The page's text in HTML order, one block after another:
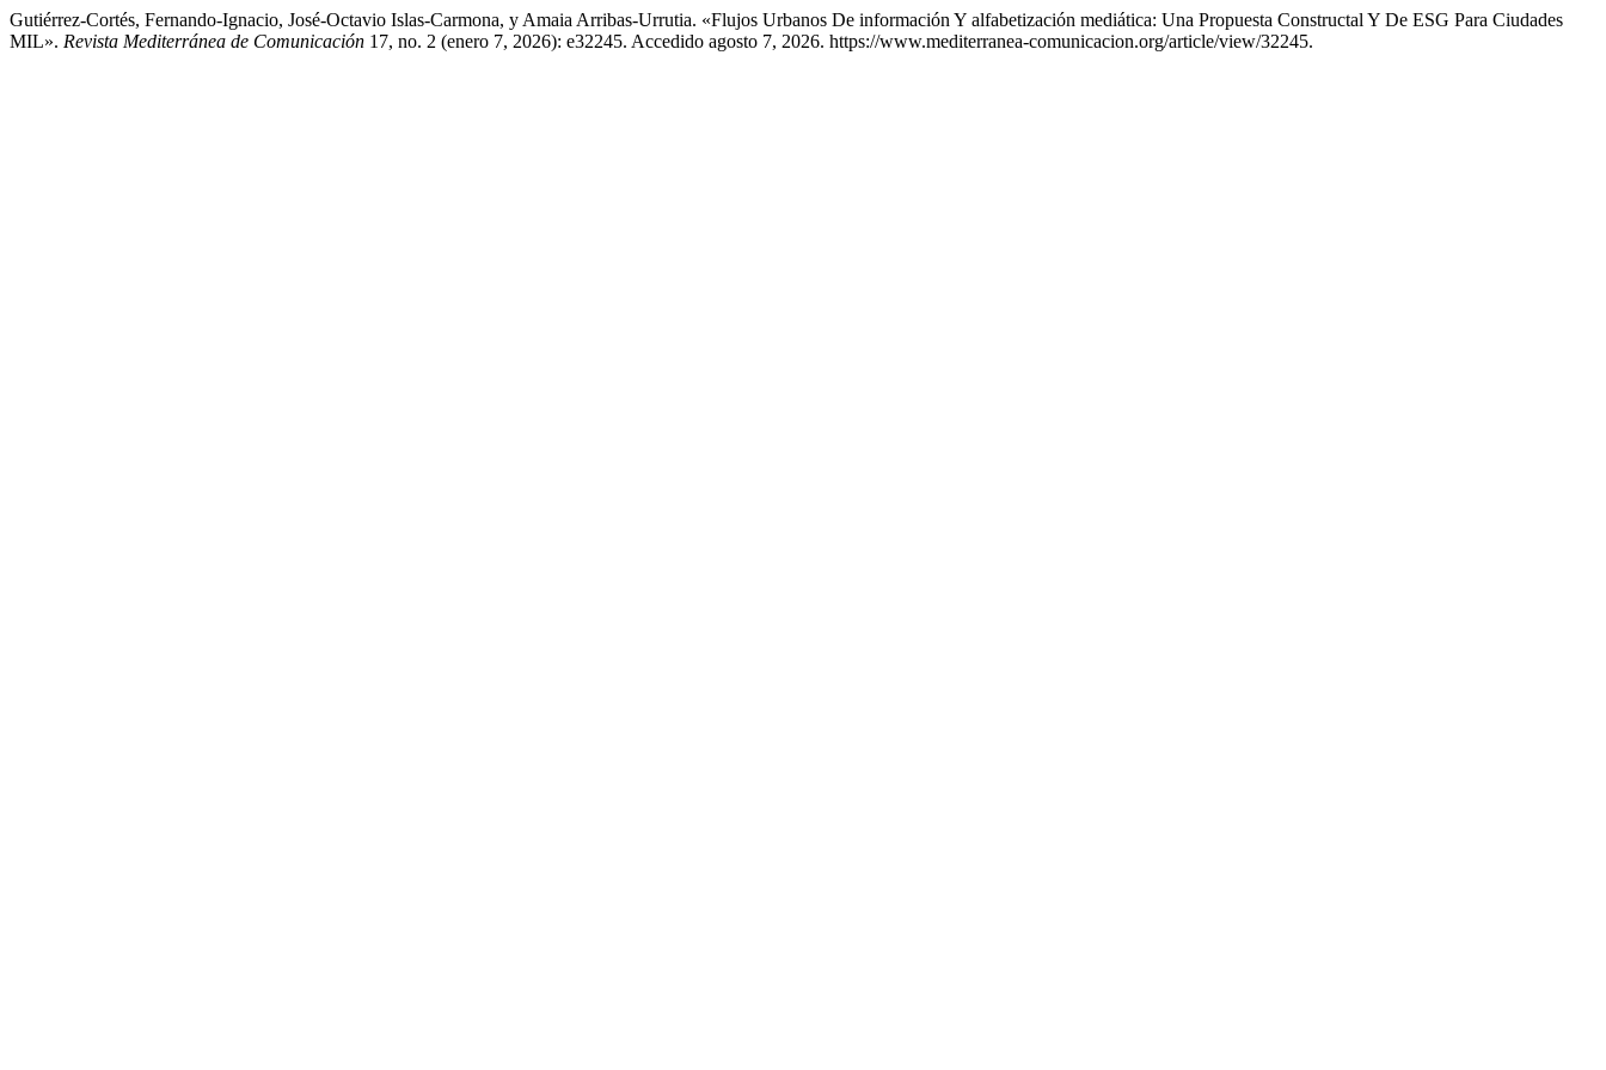
Gutiérrez-Cortés, Fernando-Ignacio, José-Octavio Islas-Carmona, y Amaia Arribas-Urrutia. «Flujos Urbanos De información Y alfabetización mediática: Una Propuesta Constructal Y De ESG Para Ciudades
MIL». Revista Mediterránea de Comunicación 17, no. 2 (enero 7, 2026): e32245. Accedido agosto 7, 2026. https://www.mediterranea-comunicacion.org/article/view/32245.